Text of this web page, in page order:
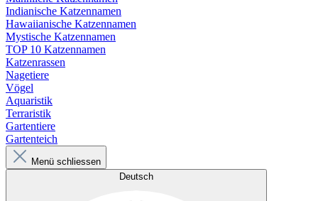
Indianische Katzennamen
Hawaiianische Katzennamen
Mystische Katzennamen
TOP 10 Katzennamen
Katzenrassen
Nagetiere
Vögel
Aquaristik
Terraristik
Gartentiere
Gartenteich
Menü schliessen
Deutsch